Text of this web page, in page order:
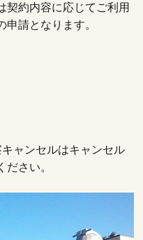
契約内容に応じてご利用
請となります。
ャンセルはキャンセル
さい。